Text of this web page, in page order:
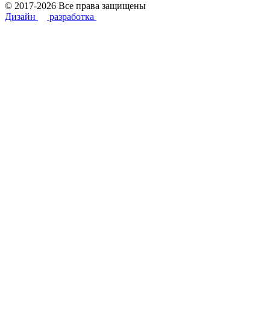
© 2017-2026 Все права защищены
Дизайн
разработка